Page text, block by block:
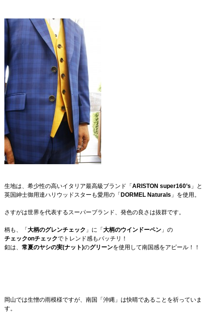
生地は、希少性の高いイタリア最高級ブランド「 ARISTON super160’s 」と
英国紳士御用達ハリウッドスターも愛用の「 DORMEL Naturals 」を使用。
さすがは世界を代表するスーパーブランド、発色の良さは抜群です。
柄も、「 大柄のグレンチェック 」に「 大柄のウインドーペン」の
チェックonチェックでトレンド感もバッチリ！
釦は、 常夏のヤシの実(ナット)のグリーンを使用して南国感をアピール！！
岡山では生憎の雨模様ですが、南国「沖縄」は快晴であることを祈っていま
す。